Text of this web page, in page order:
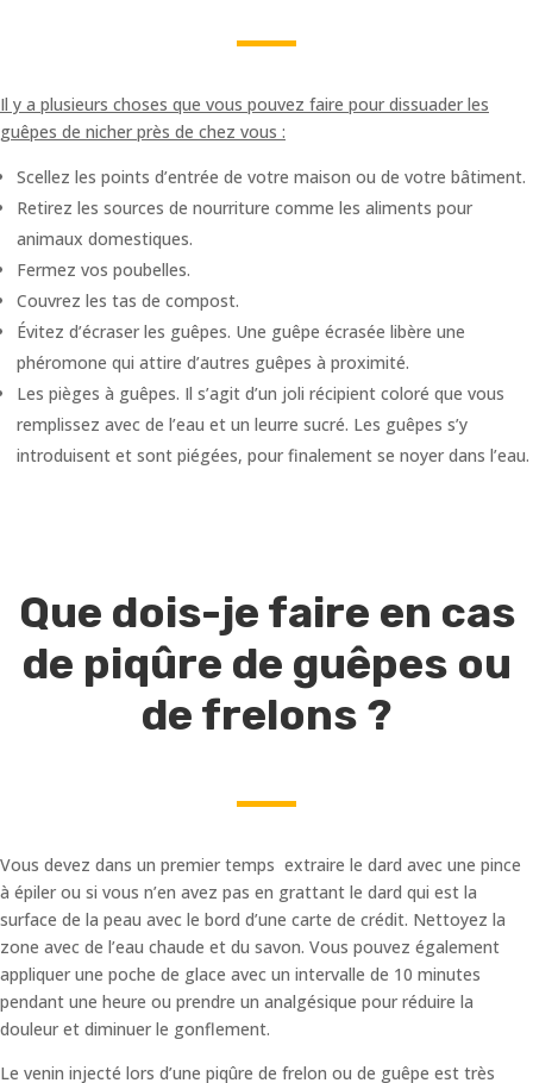
Il y a plusieurs choses que vous pouvez faire pour dissuader les
guêpes de nicher près de chez vous :
Scellez les points d’entrée de votre maison ou de votre bâtiment.
Retirez les sources de nourriture comme les aliments pour
animaux domestiques.
Fermez vos poubelles.
Couvrez les tas de compost.
Évitez d’écraser les guêpes. Une guêpe écrasée libère une
phéromone qui attire d’autres guêpes à proximité.
Les pièges à guêpes. Il s’agit d’un joli récipient coloré que vous
remplissez avec de l’eau et un leurre sucré. Les guêpes s’y
introduisent et sont piégées, pour finalement se noyer dans l’eau.
Que dois-je faire en cas
de piqûre de guêpes ou
de frelons ?
Vous devez dans un premier temps extraire le dard avec une pince
à épiler ou si vous n’en avez pas en grattant le dard qui est la
surface de la peau avec le bord d’une carte de crédit. Nettoyez la
zone avec de l’eau chaude et du savon. Vous pouvez également
appliquer une poche de glace avec un intervalle de 10 minutes
pendant une heure ou prendre un analgésique pour réduire la
douleur et diminuer le gonflement.
Le venin injecté lors d’une piqûre de frelon ou de guêpe est très